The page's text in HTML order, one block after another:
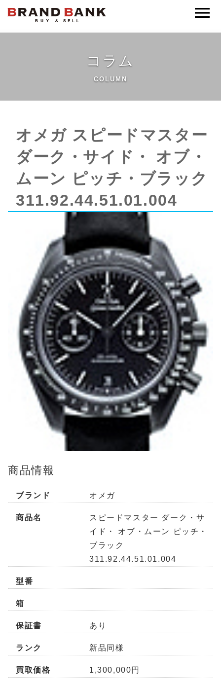
ブランドバンク公式
コラム
COLUMN
オメガ スピードマスター
ダーク・サイド・ オブ・
ムーン ピッチ・ブラック
311.92.44.51.01.004
商品情報
ブランド オメガ
商品名
スピードマスター ダーク・サ
イド・ オブ・ムーン ピッチ・
ブラック
311.92.44.51.01.004
型番
箱
保証書 あり
ランク 新品同様
買取価格 1,300,000円